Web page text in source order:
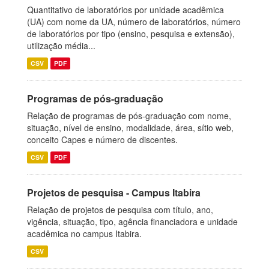
Quantitativo de laboratórios por unidade acadêmica
(UA) com nome da UA, número de laboratórios, número
de laboratórios por tipo (ensino, pesquisa e extensão),
utilização média...
CSV PDF
Programas de pós-graduação
Relação de programas de pós-graduação com nome,
situação, nível de ensino, modalidade, área, sítio web,
conceito Capes e número de discentes.
CSV PDF
Projetos de pesquisa - Campus Itabira
Relação de projetos de pesquisa com título, ano,
vigência, situação, tipo, agência financiadora e unidade
acadêmica no campus Itabira.
CSV